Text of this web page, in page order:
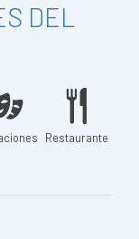
DEL
Restaurante